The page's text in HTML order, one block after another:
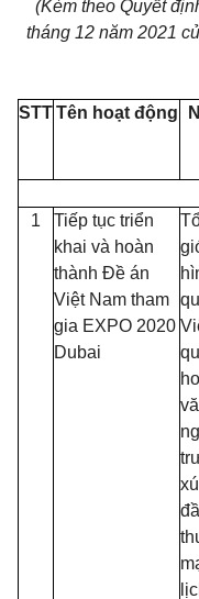
(Kèm theo Quyết
tháng 12 năm 2021
STTTên hoạt động
1
Tiếp tục triển
khai và hoàn
thành Đề án
Việt Nam tham
gia EXPO 2020
Dubai